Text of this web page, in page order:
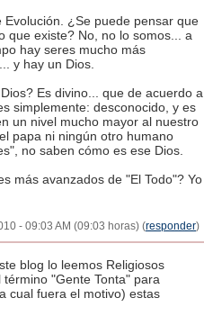
Evolución. ¿Se puede pensar que
que existe? No, no lo somos... a
hay seres mucho más
y hay un Dios.
Es divino... que de acuerdo a
simplemente: desconocido, y es
un nivel mucho mayor al nuestro
papa ni ningún otro humano
no saben cómo es ese Dios.
más avanzados de "El Todo"? Yo
- 09:03 AM (09:03 horas) (responder)
blog lo leemos Religiosos
"Gente Tonta" para
cual fuera el motivo) estas